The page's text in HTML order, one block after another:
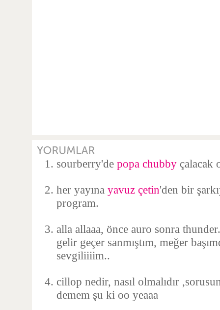
sourberry'de popa chubby çalacak
her yayına yavuz çetin'den bir
program.
alla allaaa, önce auro sonra thunder.
gelir geçer sanmıştım, meğer
sevgiliiiim..
cillop nedir, nasıl olmalıdır
demem şu ki oo yeaaa